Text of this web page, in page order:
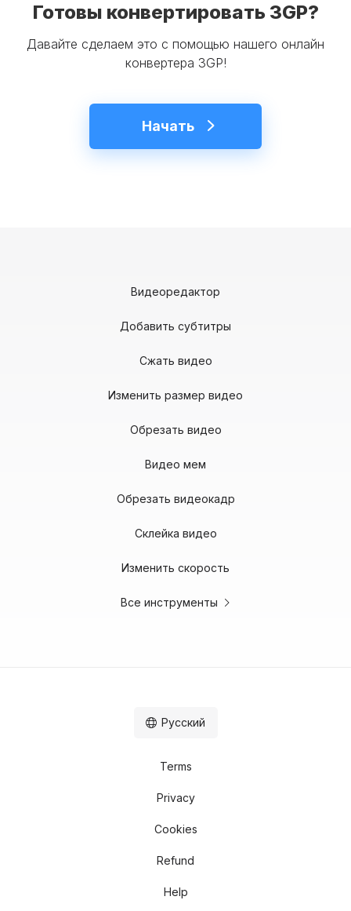
Готовы конвертировать 3GP?
Давайте сделаем это с помощью нашего онлайн
конвертера 3GP!
Начать
Видеоредактор
Добавить субтитры
Сжать видео
Изменить размер видео
Обрезать видео
Видео мем
Обрезать видеокадр
Склейка видео
Изменить скорость
Все инструменты
Terms
Privacy
Cookies
Refund
Help
Русский